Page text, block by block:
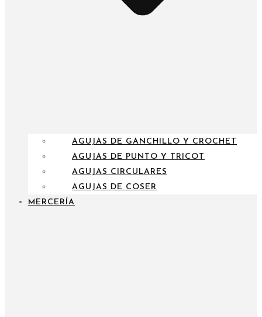
AGUJAS DE GANCHILLO Y CROCHET
AGUJAS DE PUNTO Y TRICOT
AGUJAS CIRCULARES
AGUJAS DE COSER
MERCERÍA